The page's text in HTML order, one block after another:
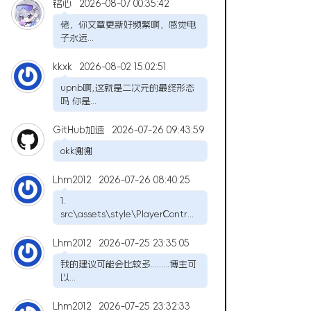
铭心 2026-08-07 00:35:42
佬，你文章更新好频繁啊，感觉电
子永远...
kkxk 2026-08-02 15:02:51
upnb啊,这就是二次元的最终形态
吗 你是...
GitHub加速 2026-07-26 09:43:59
okk谢谢
Lhm2012 2026-07-26 08:40:25
1.
src\assets\style\PlayerContr...
Lhm2012 2026-07-25 23:35:05
我的建议可能会比较多.........博主可
以...
Lhm2012 2026-07-25 23:32:33